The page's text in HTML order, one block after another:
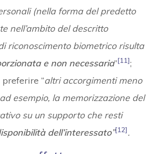
(nella forma del predetto
nell’ambito del descritto
riconoscimento biometrico risulta
e non necessaria”[11];
“altri accorgimenti meno
esempio, la memorizzazione del
su un supporto che resti
dell’interessato”[12].